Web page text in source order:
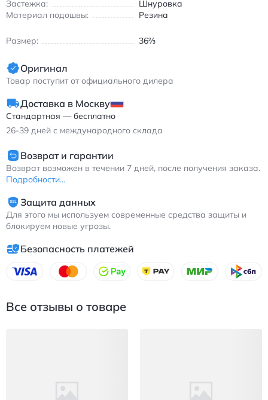
унисекс черно-красные с амортизацией и износостойкостью
Застежка:
Шнуровка
Материал подошвы:
Резина
Размер: 36⅔
Оригинал
Товар поступит от официального дилера
Доставка в Москву
Стандартная — бесплатно
26-39 дней с международного склада
Возврат и гарантии
Возврат возможен в течении 7 дней, после получения заказа.
Подробности...
Защита данных
Для этого мы используем современные средства защиты и
блокируем новые угрозы.
Безопасность платежей
Все отзывы о товаре